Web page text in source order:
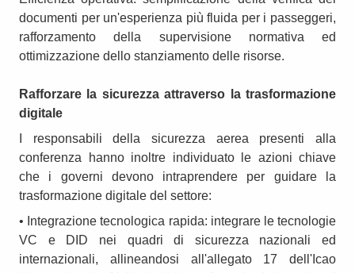
documenti per un'esperienza più fluida per i passeggeri,
rafforzamento della supervisione normativa ed
ottimizzazione dello stanziamento delle risorse.
Rafforzare la sicurezza attraverso la trasformazione
digitale
I responsabili della sicurezza aerea presenti alla
conferenza hanno inoltre individuato le azioni chiave
che i governi devono intraprendere per guidare la
trasformazione digitale del settore:
• Integrazione tecnologica rapida: integrare le tecnologie
VC e DID nei quadri di sicurezza nazionali ed
internazionali, allineandosi all'allegato 17 dell'Icao